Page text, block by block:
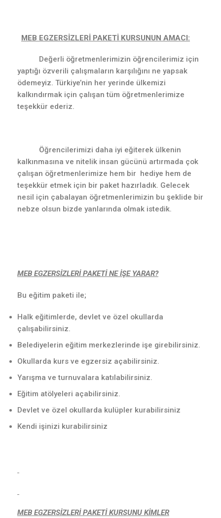
MEB EGZERSİZLERİ PAKETİ KURSUNUN AMACI:
Değerli öğretmenlerimizin öğrencilerimiz için
yaptığı özverili çalışmaların karşılığını ne yapsak
ödemeyiz. Türkiye’nin her yerinde ülkemizi
kalkındırmak için çalışan tüm öğretmenlerimize
teşekkür ederiz.
Öğrencilerimizi daha iyi eğiterek ülkenin
kalkınmasına ve nitelik insan gücünü artırmada çok
çalışan öğretmenlerimize hem bir hediye hem de
teşekkür etmek için bir paket hazırladık. Gelecek
nesil için çabalayan öğretmenlerimizin bu şeklide bir
nebze olsun bizde yanlarında olmak istedik.
MEB EGZERSİZLERİ PAKETİ NE İŞE YARAR?
Bu eğitim paketi ile;
Halk eğitimlerde, devlet ve özel okullarda
çalışabilirsiniz.
Belediyelerin eğitim merkezlerinde işe girebilirsiniz.
Okullarda kurs ve egzersiz açabilirsiniz.
Yarışma ve turnuvalara katılabilirsiniz.
Eğitim atölyeleri açabilirsiniz.
Devlet ve özel okullarda kulüpler kurabilirsiniz
Kendi işinizi kurabilirsiniz
MEB EGZERSİZLERİ PAKETİ KURSUNU KİMLER